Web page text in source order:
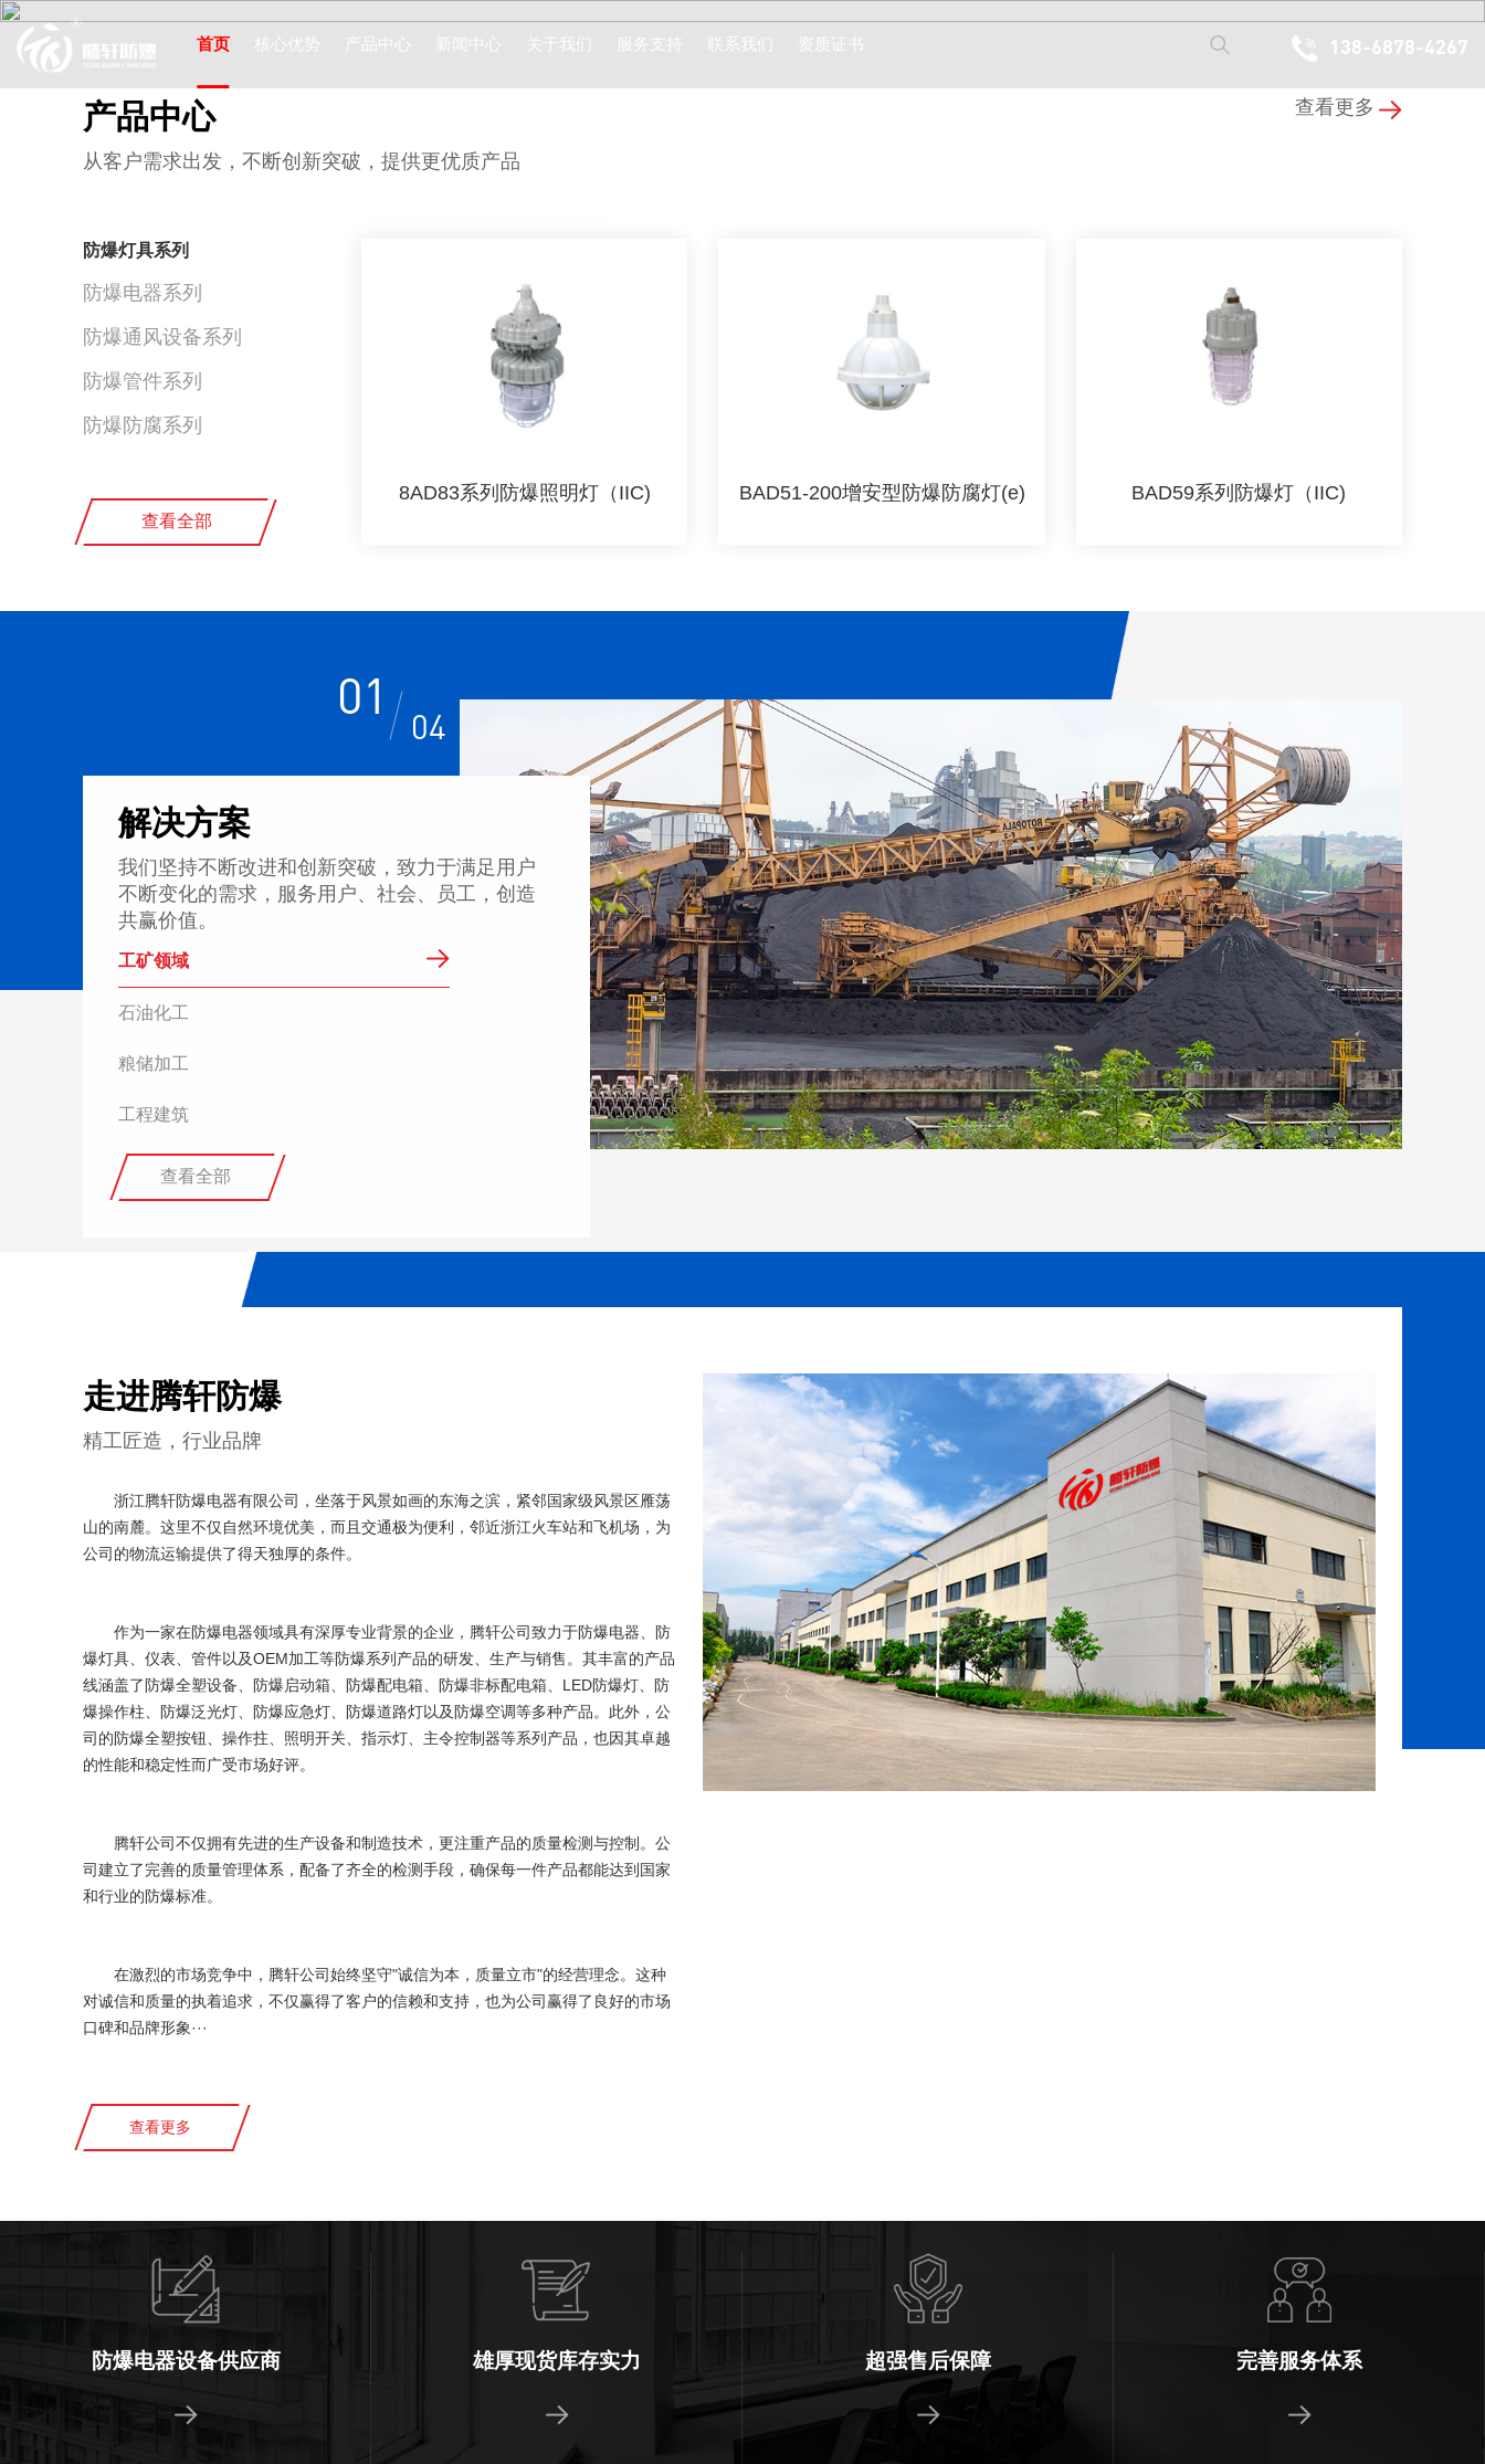
首页 核心优势 产品中心
防爆灯具系列
新闻中心 关于我们 服务支持 联系我们 资质证书 138-6878-4267
产品中心
从客 户需求出发 ， 不断创 新突破 ， 提供更优质产品
查看更多
防爆灯具系列
防爆电器系列
防爆通风设备系列
防爆管件系列
防爆防腐系列
查看全部
8AD83系列防爆照明灯（IIC) BAD51-200增安型防爆防腐灯(e) BAD59系列防爆灯（IIC)
解决方案
我们 坚持不断改进和创 新突破 ， 致力于满足 用 户
不断变化的需求 ， 服务用 户、 社会、 员工 ， 创 造
共赢价值。
工矿领域
石油化工
粮储加工
工程建筑
查看全部
01
04
走进腾轩防爆
精工匠造，行业品牌
浙江腾轩防爆电器有限公司，坐落于风景如画的东海之滨，紧邻国家级风景区雁荡
山的南麓。这里不仅自然环境优美，而且交通极为便利，邻近浙江火车站和飞机场，为
公司的物流运输提供了得天独厚的条件。
作为一家在防爆电器领域具有深厚专业背景的企业，腾轩公司致力于防爆电器、防
爆灯具、仪表、管件以及OEM加工等防爆系列产品的研发、生产与销售。其丰富的产品
线涵盖了防爆全塑设备、防爆启动箱、防爆配电箱、防爆非标配电箱、LED防爆灯、防
爆操作柱、防爆泛光灯、防爆应急灯、防爆道路灯以及防爆空调等多种产品。此外，公
司的防爆全塑按钮、操作拄、照明开关、指示灯、主令控制器等系列产品，也因其卓越
的性能和稳定性而广受市场好评。
腾轩公司不仅拥有先进的生产设备和制造技术，更注重产品的质量检测与控制。公
司建立了完善的质量管理体系，配备了齐全的检测手段，确保每一件产品都能达到国家
和行业的防爆标准。
在激烈的市场竞争中，腾轩公司始终坚守"诚信为本，质量立市"的经营理念。这种
对诚信和质量的执着追求，不仅赢得了客户的信赖和支持，也为公司赢得了良好的市场
口碑和品牌形象···
查看更多
防爆电器设备供应商 雄厚现货库存实力
拥有多款品种的现货库存，清单一站式配
超强售后保障
质保三年，用坏换新，全国物流触达，免去
完善服务体系
专业客服一对一全程VIP服务，24小时快速响